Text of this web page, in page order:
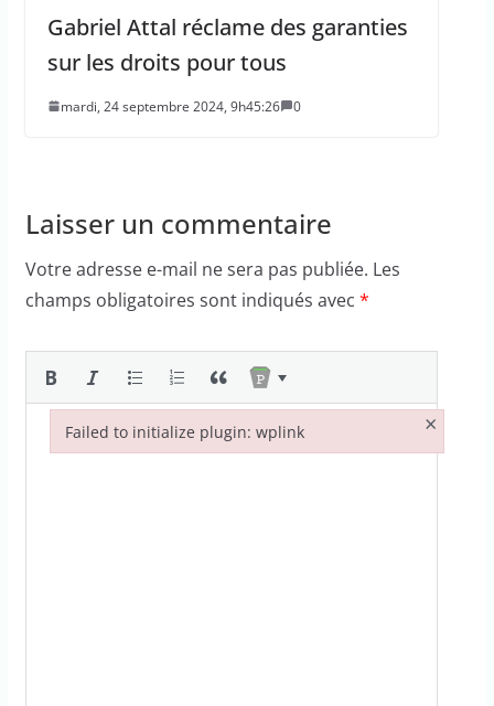
Gabriel Attal réclame des garanties
sur les droits pour tous
mardi, 24 septembre 2024, 9h45:26 0
Laisser un commentaire
Votre adresse e-mail ne sera pas publiée. Les
champs obligatoires sont indiqués avec *
Failed to initialize plugin: wplink ×
Failed to initialize plugin: wplink